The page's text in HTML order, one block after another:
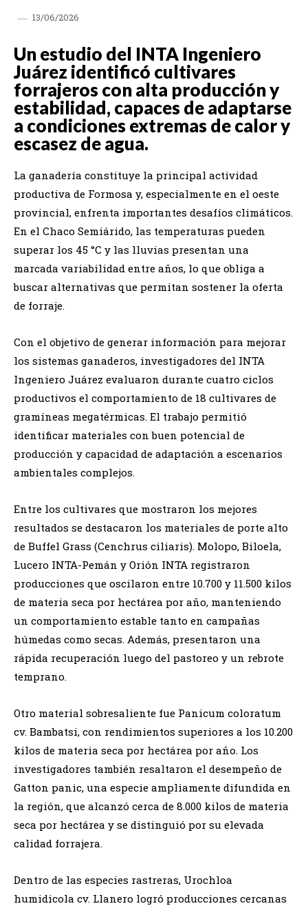
13/06/2026
Un estudio del INTA Ingeniero
Juárez identificó cultivares
forrajeros con alta producción y
estabilidad, capaces de adaptarse
a condiciones extremas de calor y
escasez de agua.
La ganadería constituye la principal actividad
productiva de Formosa y, especialmente en el oeste
provincial, enfrenta importantes desafíos climáticos.
En el Chaco Semiárido, las temperaturas pueden
superar los 45 °C y las lluvias presentan una
marcada variabilidad entre años, lo que obliga a
buscar alternativas que permitan sostener la oferta
de forraje.
Con el objetivo de generar información para mejorar
los sistemas ganaderos, investigadores del INTA
Ingeniero Juárez evaluaron durante cuatro ciclos
productivos el comportamiento de 18 cultivares de
gramíneas megatérmicas. El trabajo permitió
identificar materiales con buen potencial de
producción y capacidad de adaptación a escenarios
ambientales complejos.
Entre los cultivares que mostraron los mejores
resultados se destacaron los materiales de porte alto
de Buffel Grass (Cenchrus ciliaris). Molopo, Biloela,
Lucero INTA-Pemán y Orión INTA registraron
producciones que oscilaron entre 10.700 y 11.500 kilos
de materia seca por hectárea por año, manteniendo
un comportamiento estable tanto en campañas
húmedas como secas. Además, presentaron una
rápida recuperación luego del pastoreo y un rebrote
temprano.
Otro material sobresaliente fue Panicum coloratum
cv. Bambatsi, con rendimientos superiores a los 10.200
kilos de materia seca por hectárea por año. Los
investigadores también resaltaron el desempeño de
Gatton panic, una especie ampliamente difundida en
la región, que alcanzó cerca de 8.000 kilos de materia
seca por hectárea y se distinguió por su elevada
calidad forrajera.
Dentro de las especies rastreras, Urochloa
humidicola cv. Llanero logró producciones cercanas